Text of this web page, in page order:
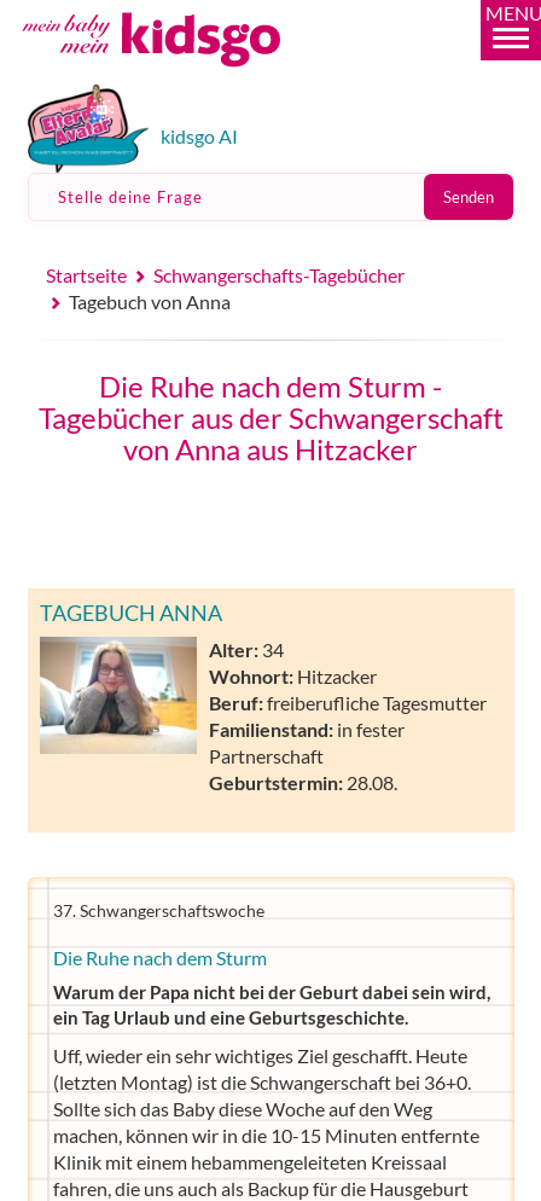
kidsgo AI
Stelle deine Frage Senden
Startseite
Schwangerschafts-Tagebücher
Tagebuch von Anna
Die Ruhe nach dem Sturm -
Tagebücher aus der Schwangerschaft
von Anna aus Hitzacker
TAGEBUCH ANNA
Alter: 34
Wohnort: Hitzacker
Beruf:freiberufliche Tagesmutter
Familienstand: in fester
Partnerschaft
Geburtstermin: 28.08.
37. Schwangerschaftswoche
Die Ruhe nach dem Sturm
Warum der Papa nicht bei der Geburt dabei sein wird,
ein Tag Urlaub und eine Geburtsgeschichte.
Uff, wieder ein sehr wichtiges Ziel geschafft. Heute
(letzten Montag) ist die Schwangerschaft bei 36+0.
Sollte sich das Baby diese Woche auf den Weg
machen, können wir in die 10-15 Minuten entfernte
Klinik mit einem hebammengeleiteten Kreissaal
fahren, die uns auch als Backup für die Hausgeburt